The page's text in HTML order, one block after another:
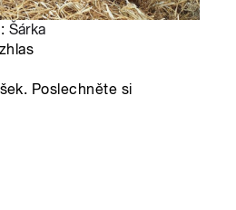
Šárka
Poslechněte si